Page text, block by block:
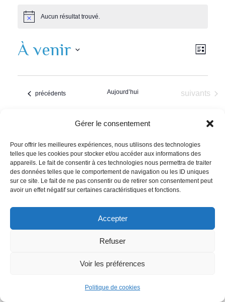
Gérer le consentement
Pour offrir les meilleures expériences, nous utilisons des technologies
telles que les cookies pour stocker et/ou accéder aux informations des
appareils. Le fait de consentir à ces technologies nous permettra de traiter
des données telles que le comportement de navigation ou les ID uniques
sur ce site. Le fait de ne pas consentir ou de retirer son consentement peut
avoir un effet négatif sur certaines caractéristiques et fonctions.
Accepter
Refuser
Voir les préférences
Politique de cookies
Évènements
Notice Aucun résultat trouvé.
parvues
Liste
À venir
date. Évènements
précédents Aujourd’hui Évènements
suivants
Accès rapide